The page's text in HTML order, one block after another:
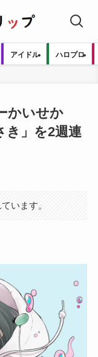
アイドル ハロプロ
かいせか
き」を2週連
います。